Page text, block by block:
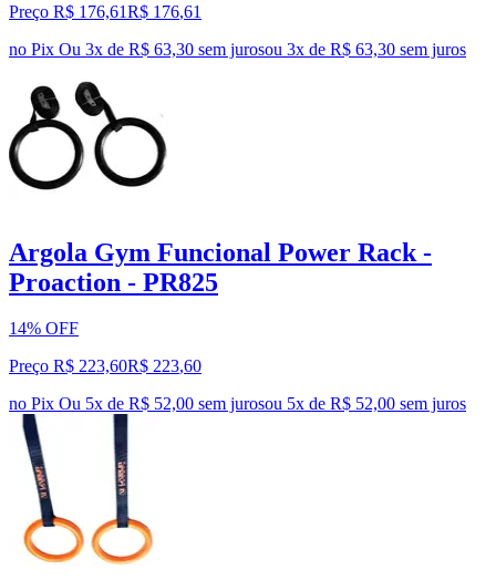
Preço R$ 176,61R$ 176,61
no Pix Ou 3x de R$ 63,30 sem jurosou 3x de R$ 63,30 sem juros
Argola Gym Funcional Power Rack -
Proaction - PR825
14% OFF
Preço R$ 223,60R$ 223,60
no Pix Ou 5x de R$ 52,00 sem jurosou 5x de R$ 52,00 sem juros